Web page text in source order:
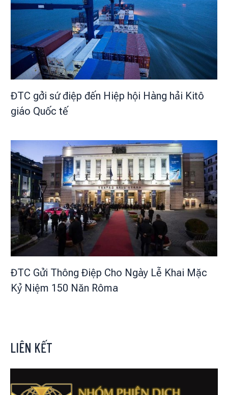
ĐTC gởi sứ điệp đến Hiệp hội Hàng hải Kitô
giáo Quốc tế
ĐTC Gửi Thông Điệp Cho Ngày Lễ Khai Mặc
Kỷ Niệm 150 Năn Rôma
LIÊN KẾT